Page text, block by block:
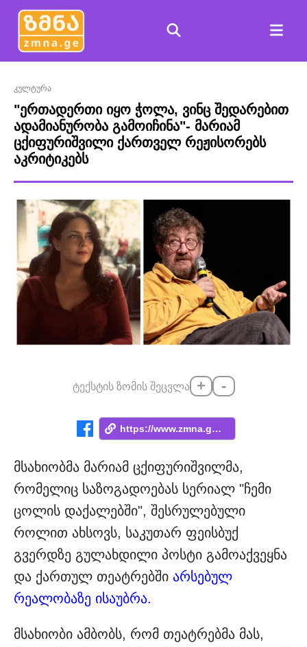
კულტურა
"ერთადერთი იყო ჭოლა, ვინც შედარებით
ადამიანურობა გამოიჩინა"- მარიამ
ცქიფურიშვილი ქართველ რეჟისორებს
აკრიტიკებს
ტექსტის ზომის შეცვლა + -
https://www.zmna.ge/news/ertaderti-iyo-c...
მსახიობმა მარიამ ცქიფურიშვილმა,
რომელიც საზოგადოებას სერიალ "ჩემი
ცოლის დაქალებში", შესრულებული
როლით ახსოვს, საკუთარ ფეისბუქ
გვერდზე გულახდილი პოსტი გამოაქვეყნა
და ქართულ თეატრებში არსებულ
რეალობაზე ისაუბრა.
მსახიობი ამბობს, რომ თეატრებმა მას,